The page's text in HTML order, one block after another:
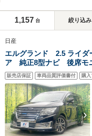
1,157 台 絞り込み
日産
エルグランド 2.5 ライ
ア 純正8型ナビ 後席モ
車 レザーシート ドラ
ド ビルトインETC ク
オートライト デュアル
販売店保証 車両品質評価書付 購